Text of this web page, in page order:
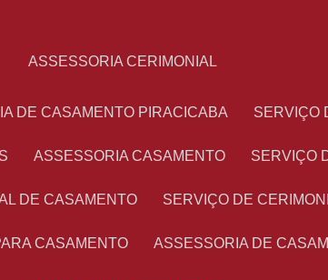
ASSESSORIA CERIMONIAL
DE CASAMENTO PIRACICABA
ASSESSORIA CASAMENTO
DE CASAMENTO SERVIÇO DE
CASAMENTO ASSESSORIA DE